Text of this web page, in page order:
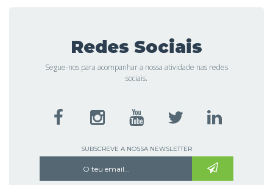
Redes Sociais
Segue-nos para acompanhar a nossa atividade nas redes
sociais.
SUBSCREVE A NOSSA NEWSLETTER